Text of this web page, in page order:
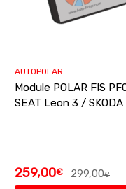
AUTOPOLAR
Module POLAR FIS
SEAT Leon 3 /
299,00€
259,00€